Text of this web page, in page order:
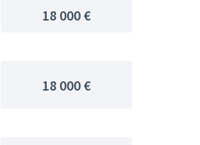
18 000 €
18 000 €